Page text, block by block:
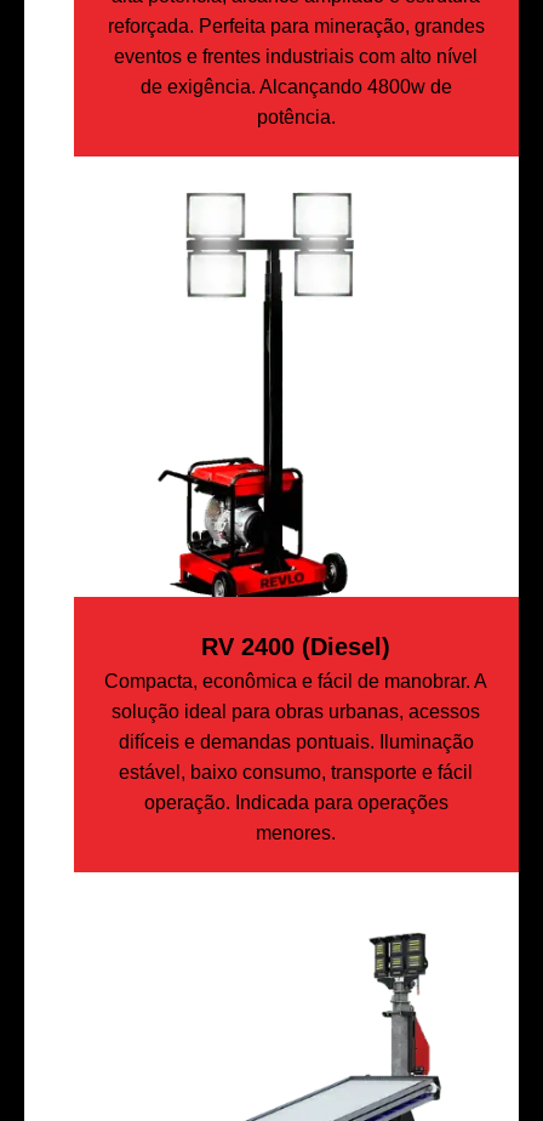
reforçada. Perfeita para mineração, grandes
eventos e frentes industriais com alto nível
de exigência. Alcançando 4800w de
potência.
RV 2400 (Diesel)
Compacta, econômica e fácil de manobrar. A
solução ideal para obras urbanas, acessos
difíceis e demandas pontuais. Iluminação
estável, baixo consumo, transporte e fácil
operação. Indicada para operações
menores.